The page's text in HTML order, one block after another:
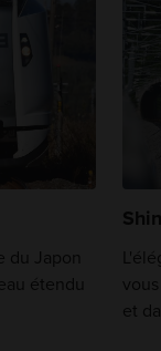
du Japon
étendu
et